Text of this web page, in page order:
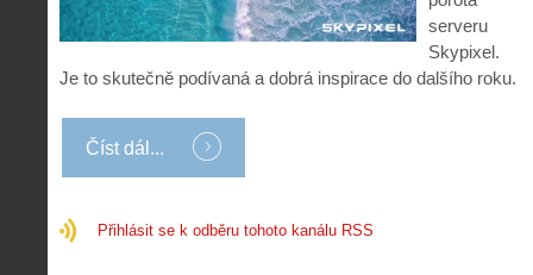
serveru
Skypixel.
Je to skutečně podívaná a dobrá inspirace do dalšího roku.
Číst dál...
Přihlásit se k odběru tohoto kanálu RSS